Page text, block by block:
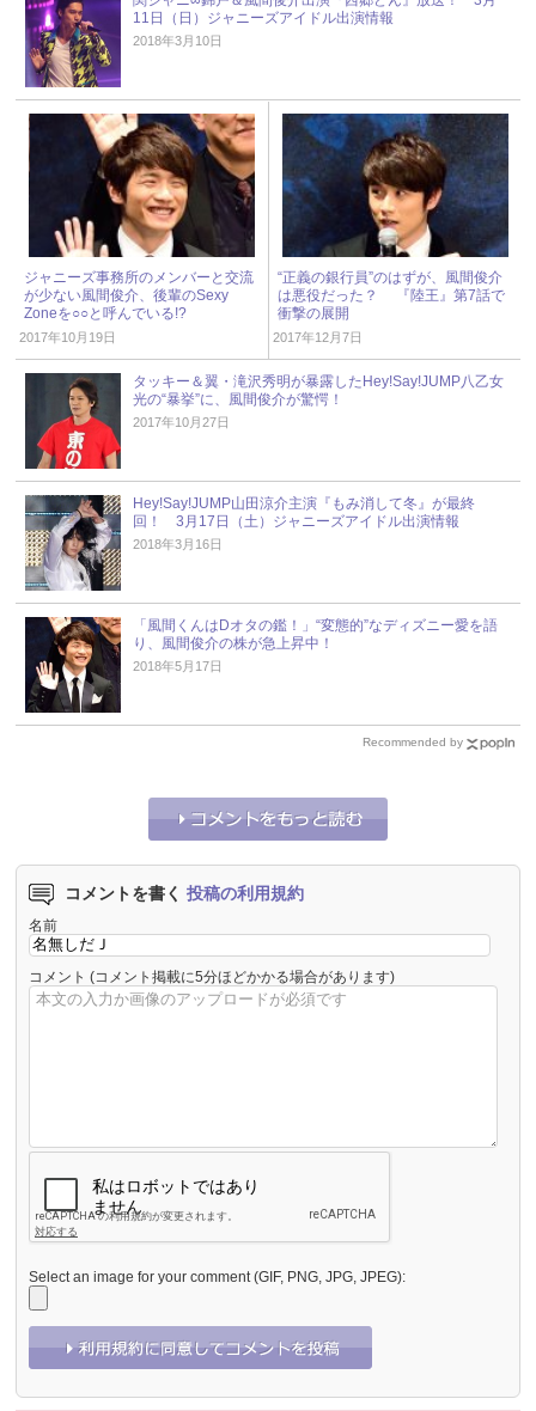
11日（日）ジャニーズアイドル出演情報
2018年3月10日
ジャニーズ事務所のメンバーと交流
が少ない風間俊介、後輩のSexy
Zoneを○○と呼んでいる!?
2017年10月19日
“正義の銀行員”のはずが、風間俊介
は悪役だった？ 『陸王』第7話で
衝撃の展開
2017年12月7日
タッキー＆翼・滝沢秀明が暴露したHey!Say!JUMP八乙女
光の“暴挙”に、風間俊介が驚愕！
2017年10月27日
Hey!Say!JUMP山田涼介主演『もみ消して冬』が最終
回！ 3月17日（土）ジャニーズアイドル出演情報
2018年3月16日
「風間くんはDオタの鑑！」“変態的”なディズニー愛を語
り、風間俊介の株が急上昇中！
2018年5月17日
Recommended by
コメントを書く 投稿の利用規約
名前
コメント (コメント掲載に5分ほどかかる場合があります)
Select an image for your comment (GIF, PNG, JPG, JPEG):